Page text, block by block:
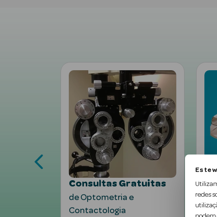
Este
redes
Consultas Gratuitas
de Optometria e
Contactologia
ao